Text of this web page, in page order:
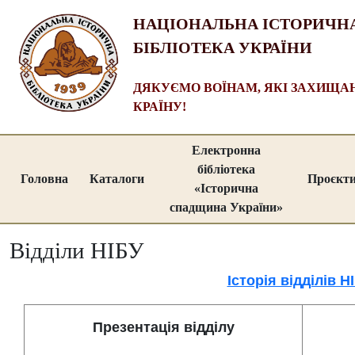
НАЦІОНАЛЬНА
БІБЛІОТЕКА УКРАЇНИ
ДЯКУЄМО ВОЇНАМ, ЯКІ
КРАЇНУ!
Головна Каталоги
Електронна
бібліотека
«Історична
спадщина України»
Відділи НІБУ
Історія відділів
Презентація відділу